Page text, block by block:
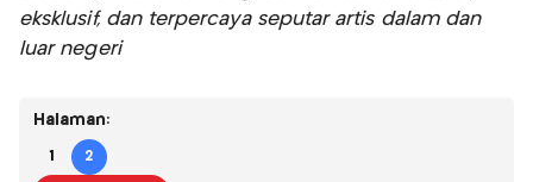
eksklusif, dan terpercaya seputar artis dalam dan
luar negeri
Halaman:
1 2